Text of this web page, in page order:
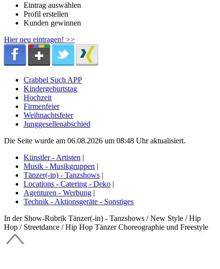
Eintrag auswählen
Profil erstellen
Kunden gewinnen
Hier neu eintragen! >>
Crabbel Such APP
Kindergeburtstag
Hochzeit
Firmenfeier
Weihnachtsfeier
Junggesellenabschied
Die Seite wurde am 06.08.2026 um 08:48 Uhr aktualisiert.
Künstler - Artisten |
Musik - Musikgruppen |
Tänzer(-in) - Tanzshows |
Locations - Catering - Deko |
Agenturen - Werbung |
Technik - Aktionsgeräte - Sonstiges
In der Show-Rubrik Tänzer(-in) - Tanzshows / New Style / Hip
Hop / Streetdance / Hip Hop Tänzer Choreographie und Freestyle